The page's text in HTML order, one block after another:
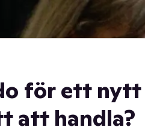
för ett nytt
att handla?